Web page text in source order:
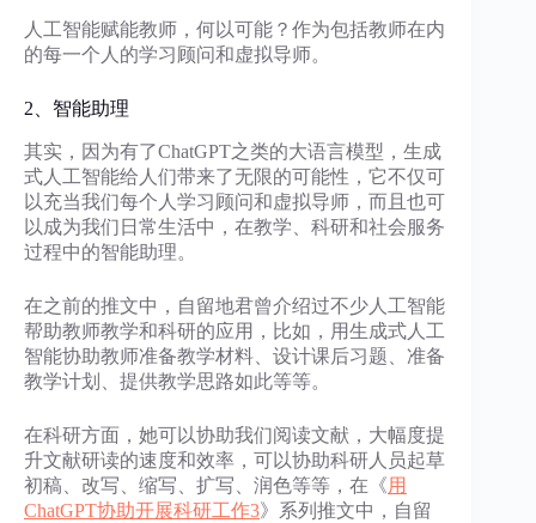
人工智能赋能教师，何以可能？作为包括教师在内
的每一个人的学习顾问和虚拟导师。
2、智能助理
其实，因为有了ChatGPT之类的大语言模型，生成
式人工智能给人们带来了无限的可能性，它不仅可
以充当我们每个人学习顾问和虚拟导师，而且也可
以成为我们日常生活中，在教学、科研和社会服务
过程中的智能助理。
在之前的推文中，自留地君曾介绍过不少人工智能
帮助教师教学和科研的应用，比如，用生成式人工
智能协助教师准备教学材料、设计课后习题、准备
教学计划、提供教学思路如此等等。
在科研方面，她可以协助我们阅读文献，大幅度提
升文献研读的速度和效率，可以协助科研人员起草
初稿、改写、缩写、扩写、润色等等，在《用
ChatGPT协助开展科研工作3》系列推文中，自留